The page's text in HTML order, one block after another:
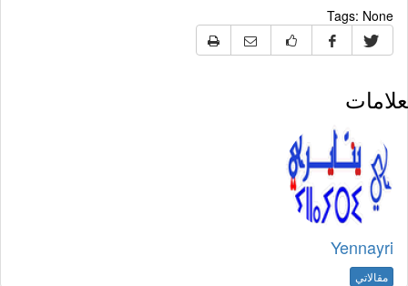
Tags:None
Yennayri
مقالاتي